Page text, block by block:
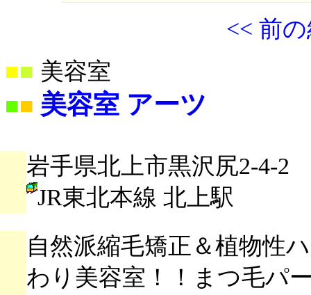
<< 前
■ 美容室
■■ 美容室 アーツ
岩手県北上市黒沢尻2-4-2
JR東北本線 北上駅
自然派縮毛矯正＆植物性
わり美容室！！まつ毛パ